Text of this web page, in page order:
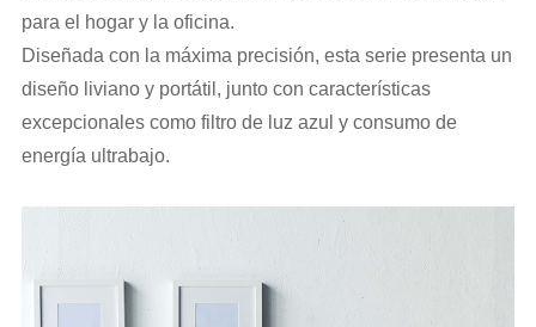
para el hogar y la oficina.
Diseñada con la máxima precisión, esta serie presenta un
diseño liviano y portátil, junto con características
excepcionales como filtro de luz azul y consumo de
energía ultrabajo.